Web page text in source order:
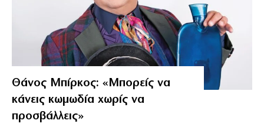
Θάνος Μπίρκος: «Μπορείς να
κάνεις κωμωδία χωρίς να
προσβάλλεις»